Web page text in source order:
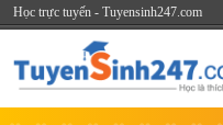
Học trực tuyến - Tuyensinh247.com